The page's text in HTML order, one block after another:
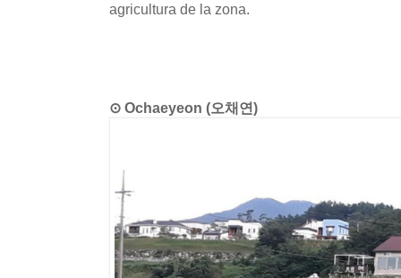
agricultura de la zona.
⊙ Ochaeyeon (오채연)